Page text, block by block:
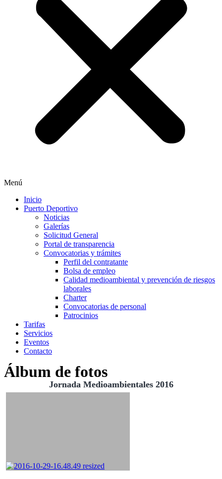
Menú
Inicio
Puerto Deportivo
Noticias
Galerías
Solicitud General
Portal de transparencia
Convocatorias y trámites
Perfil del contratante
Bolsa de empleo
Calidad medioambiental y prevención de riesgos
laborales
Charter
Convocatorias de personal
Patrocinios
Tarifas
Servicios
Eventos
Contacto
Álbum de fotos
Jornada Medioambientales 2016